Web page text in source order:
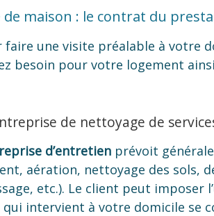
maison : le contrat du
faire une visite préalable à votre
besoin pour votre logement
de nettoyage de
d’entretien prévoit
aération, nettoyage des sols,
etc.). Le client peut imposer
qui intervient à votre domicile se